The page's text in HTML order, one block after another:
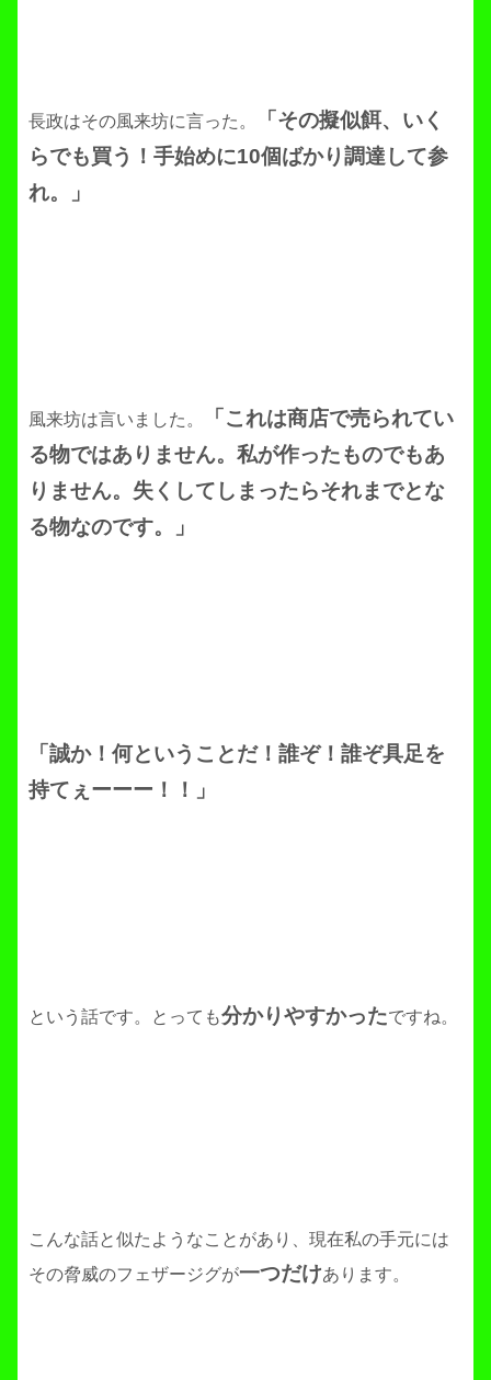
長政はその風来坊に言った。
「その擬似餌、いく
らでも買う！手始めに10個ばかり調達して参
れ。」
風来坊は言いました。
「これは商店で売られてい
る物ではありません。私が作ったものでもあ
りません。失くしてしまったらそれまでとな
る物なのです。」
「誠か！何ということだ！誰ぞ！誰ぞ具足を
持てぇーーー！！」
という話です。とっても分かりやすかったですね。
こんな話と似たようなことがあり、現在私の手元には
その脅威のフェザージグが一つだけあります。